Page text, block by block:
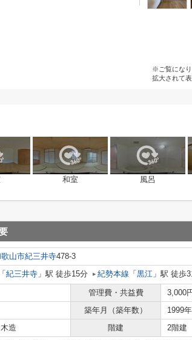
※ご覧になり
拡大されて表
和室 風呂
山市紀三井寺478-3
「 紀三井寺 」駅 徒歩15分 紀勢本線 「 黒江 」駅 徒歩
管理費・共益費
3,000
築年月（築年数）
1999
造 階建 2階建